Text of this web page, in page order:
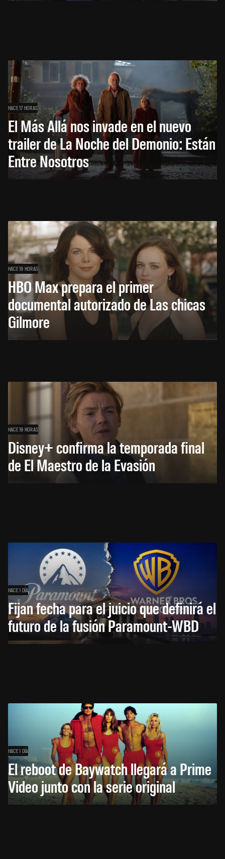
HACE 17 HORAS
El Más Allá nos invade en el nuevo
trailer de La Noche del Demonio: Están
Entre Nosotros
HACE 19 HORAS
HBO Max prepara el primer
documental autorizado de Las chicas
Gilmore
HACE 19 HORAS
Disney+ confirma la temporada final
de El Maestro de la Evasión
HACE 1 DÍA
Fijan fecha para el juicio que definirá el
futuro de la fusión Paramount-WBD
HACE 1 DÍA
El reboot de Baywatch llegará a Prime
Video junto con la serie original